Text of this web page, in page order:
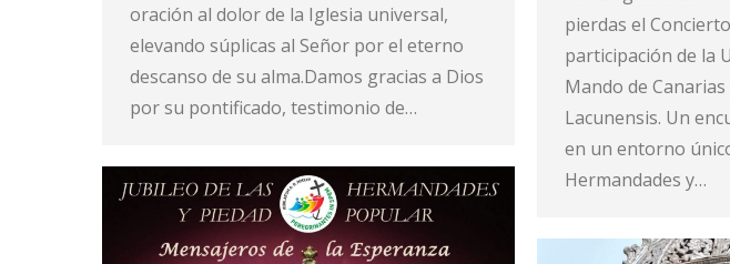
oración al dolor de la Iglesia universal,
elevando súplicas al Señor por el eterno
descanso de su alma.Damos gracias a Dios
por su pontificado, testimonio de…
pierdas el
participación de la
Mando de
Lacunensis. Un
en un entorno
Hermandades y…